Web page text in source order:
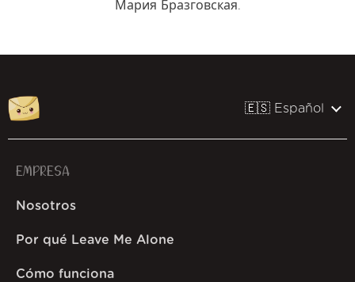
Мария Бразговская.
🇪🇸 Español
EMPRESA
Nosotros
Por qué Leave Me Alone
Cómo funciona